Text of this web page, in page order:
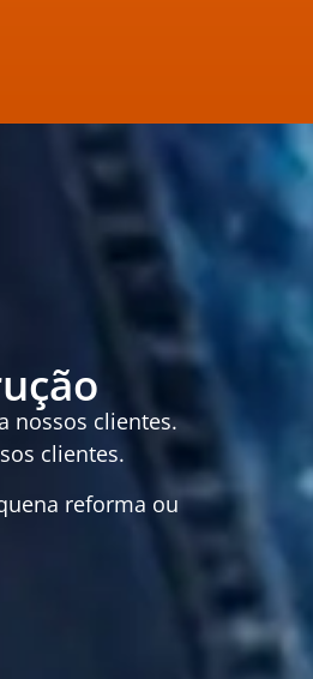
nossos clientes.
clientes.
reforma ou